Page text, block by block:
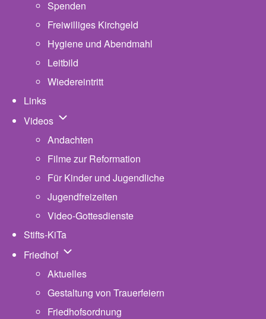
Spenden
Freiwilliges Kirchgeld
Hygiene und Abendmahl
Leitbild
Wiedereintritt
Links
Videos Unternavigation von Videos
Andachten
Filme zur Reformation
Für Kinder und Jugendliche
Jugendfreizeiten
Video-Gottesdienste
Stifts-KiTa
Friedhof Unternavigation von Friedhof
Aktuelles
Gestaltung von Trauerfeiern
Friedhofsordnung